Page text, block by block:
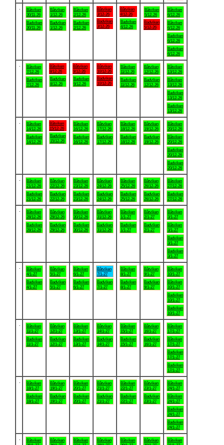
Båtviken
30/11-26
Badviken
30/11-26
Båtviken
1/12-26
Badviken
1/12-26
Båtviken
2/12-26
Badviken
2/12-26
Båtviken
3/12-26
Badviken
3/12-26
Båtviken
4/12-26
Badviken
4/12-26
Båtviken
5/12-26
Badviken
5/12-26
Båtviken
6/12-26
Båtviken
6/12-26
Badviken
6/12-26
Badviken
6/12-26
Båtviken
7/12-26
Badviken
7/12-26
Båtviken
8/12-26
Badviken
8/12-26
Båtviken
9/12-26
Badviken
9/12-26
Båtviken
10/12-26
Badviken
10/12-26
Båtviken
11/12-26
Badviken
11/12-26
Båtviken
12/12-26
Badviken
12/12-26
Båtviken
13/12-26
Båtviken
13/12-26
Badviken
13/12-26
Badviken
13/12-26
Båtviken
14/12-26
Badviken
14/12-26
Båtviken
15/12-26
Badviken
15/12-26
Båtviken
16/12-26
Badviken
16/12-26
Båtviken
17/12-26
Badviken
17/12-26
Båtviken
18/12-26
Badviken
18/12-26
Båtviken
19/12-26
Badviken
19/12-26
Båtviken
20/12-26
Båtviken
20/12-26
Badviken
20/12-26
Badviken
20/12-26
Båtviken
21/12-26
Badviken
21/12-26
Båtviken
22/12-26
Badviken
22/12-26
Båtviken
23/12-26
Badviken
23/12-26
Båtviken
24/12-26
Badviken
24/12-26
Båtviken
25/12-26
Badviken
25/12-26
Båtviken
26/12-26
Badviken
26/12-26
Båtviken
27/12-26
Badviken
27/12-26
Båtviken
28/12-26
Badviken
28/12-26
Båtviken
29/12-26
Badviken
29/12-26
Båtviken
30/12-26
Badviken
30/12-26
Båtviken
31/12-26
Badviken
31/12-26
Båtviken
1/1-27
Badviken
1/1-27
Båtviken
2/1-27
Badviken
2/1-27
Båtviken
3/1-27
Båtviken
3/1-27
Badviken
3/1-27
Badviken
3/1-27
Båtviken
4/1-27
Badviken
4/1-27
Båtviken
5/1-27
Badviken
5/1-27
Båtviken
6/1-27
Badviken
6/1-27
Båtviken
7/1-27
Badviken
7/1-27
Båtviken
8/1-27
Badviken
8/1-27
Båtviken
9/1-27
Badviken
9/1-27
Båtviken
10/1-27
Båtviken
10/1-27
Badviken
10/1-27
Badviken
10/1-27
Båtviken
11/1-27
Badviken
11/1-27
Båtviken
12/1-27
Badviken
12/1-27
Båtviken
13/1-27
Badviken
13/1-27
Båtviken
14/1-27
Badviken
14/1-27
Båtviken
15/1-27
Badviken
15/1-27
Båtviken
16/1-27
Badviken
16/1-27
Båtviken
17/1-27
Båtviken
17/1-27
Badviken
17/1-27
Badviken
17/1-27
Båtviken
18/1-27
Badviken
18/1-27
Båtviken
19/1-27
Badviken
19/1-27
Båtviken
20/1-27
Badviken
20/1-27
Båtviken
21/1-27
Badviken
21/1-27
Båtviken
22/1-27
Badviken
22/1-27
Båtviken
23/1-27
Badviken
23/1-27
Båtviken
24/1-27
Båtviken
24/1-27
Badviken
24/1-27
Badviken
24/1-27
Båtviken
Båtviken
Båtviken
Båtviken
Båtviken
Båtviken
Båtviken